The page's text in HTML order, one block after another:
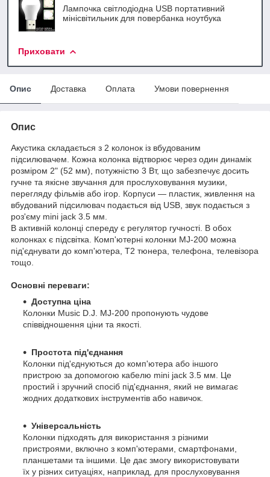
Лампочка світлодіодна USB портативний
мінісвітильник для повербанка ноутбука
Приховати
Опис Доставка Оплата Умови повернення
Опис
Акустика складається з 2 колонок із вбудованим
підсилювачем. Кожна колонка відтворює через один динамік
розміром 2" (52 мм), потужністю 3 Вт, що забезпечує досить
гучне та якісне звучання для прослуховування музики,
перегляду фільмів або ігор. Корпуси — пластик, живлення на
вбудований підсилювач подається від USB, звук подається з
роз'єму mini jack 3.5 мм.
В активній колонці спереду є регулятор гучності. В обох
колонках є підсвітка. Комп'ютерні колонки MJ-200 можна
під'єднувати до комп'ютера, Т2 тюнера, телефона, телевізора
тощо.
Основні переваги:
Доступна ціна
Колонки Music D.J. MJ-200 пропонують чудове
співвідношення ціни та якості.
Простота під'єднання
Колонки під'єднуються до комп'ютера або іншого
пристрою за допомогою кабелю mini jack 3.5 мм. Це
простий і зручний спосіб під'єднання, який не вимагає
жодних додаткових інструментів або навичок.
Універсальність
Колонки підходять для використання з різними
пристроями, включно з комп'ютерами, смартфонами,
планшетами та іншими. Це дає змогу використовувати
їх у різних ситуаціях, наприклад, для прослуховування